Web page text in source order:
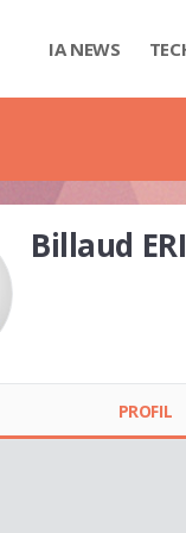
IA NEWS
Billaud
PROFIL